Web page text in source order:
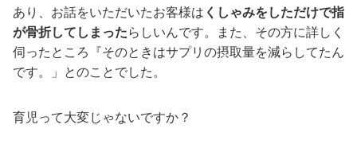
あり、お話をいただいたお客様は くしゃみをしただけで指
が骨折してしまったらしいんです。また、その方に詳しく
伺ったところ『そのときはサプリの摂取量を減らしてたん
です。」とのことでした。
育児って大変じゃないですか？